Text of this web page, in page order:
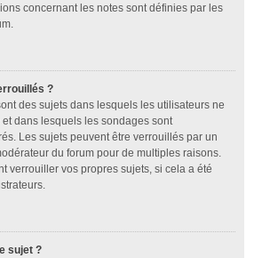
concernant les notes sont définies par les
?
des sujets dans lesquels les utilisateurs ne
dans lesquels les sondages sont
Les sujets peuvent être verrouillés par un
du forum pour de multiples raisons.
verrouiller vos propres sujets, si cela a été
sujet ?